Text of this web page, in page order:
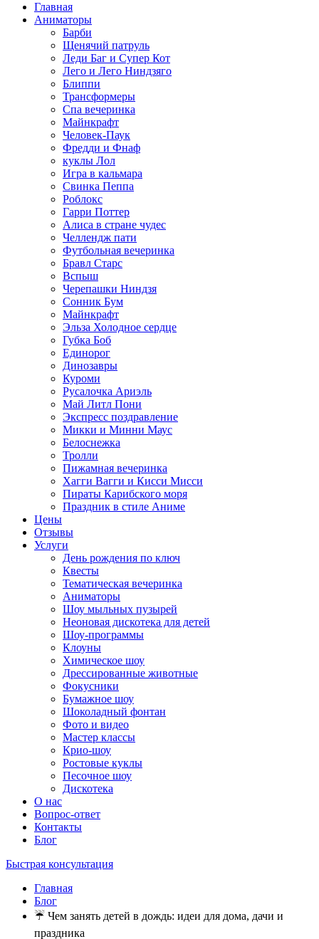
Главная
Аниматоры
Барби
Щенячий патруль
Леди Баг и Супер Кот
Лего и Лего Ниндзяго
Блиппи
Трансформеры
Спа вечеринка
Майнкрафт
Человек-Паук
Фредди и Фнаф
куклы Лол
Игра в кальмара
Свинка Пеппа
Роблокс
Гарри Поттер
Алиса в стране чудес
Челлендж пати
Футбольная вечеринка
Бравл Старс
Вспыш
Черепашки Ниндзя
Сонник Бум
Майнкрафт
Эльза Холодное сердце
Губка Боб
Единорог
Динозавры
Куроми
Русалочка Ариэль
Май Литл Пони
Экспресс поздравление
Микки и Минни Маус
Белоснежка
Тролли
Пижамная вечеринка
Хагги Вагги и Кисси Мисси
Пираты Карибского моря
Праздник в стиле Аниме
Цены
Отзывы
Услуги
День рождения по ключ
Квесты
Тематическая вечеринка
Аниматоры
Шоу мыльных пузырей
Неоновая дискотека для детей
Шоу-программы
Клоуны
Химическое шоу
Дрессированные животные
Фокусники
Бумажное шоу
Шоколадный фонтан
Фото и видео
Мастер классы
Крио-шоу
Ростовые куклы
Песочное шоу
Дискотека
О нас
Вопрос-ответ
Контакты
Блог
Быстрая консультация
Главная
Блог
☔ Чем занять детей в дождь: идеи для дома, дачи и
праздника